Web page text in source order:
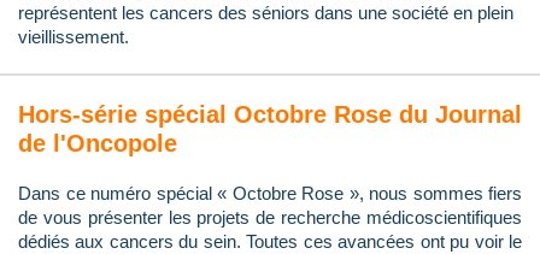
représentent les cancers des séniors dans une société en plein
vieillissement.
Hors-série spécial Octobre Rose du Journal
de l'Oncopole
Dans ce numéro spécial « Octobre Rose », nous sommes fiers
de vous présenter les projets de recherche médicoscientifiques
dédiés aux cancers du sein. Toutes ces avancées ont pu voir le